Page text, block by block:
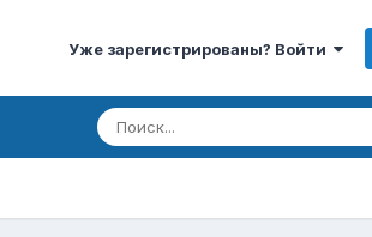
Уже зарегистрированы? Войти